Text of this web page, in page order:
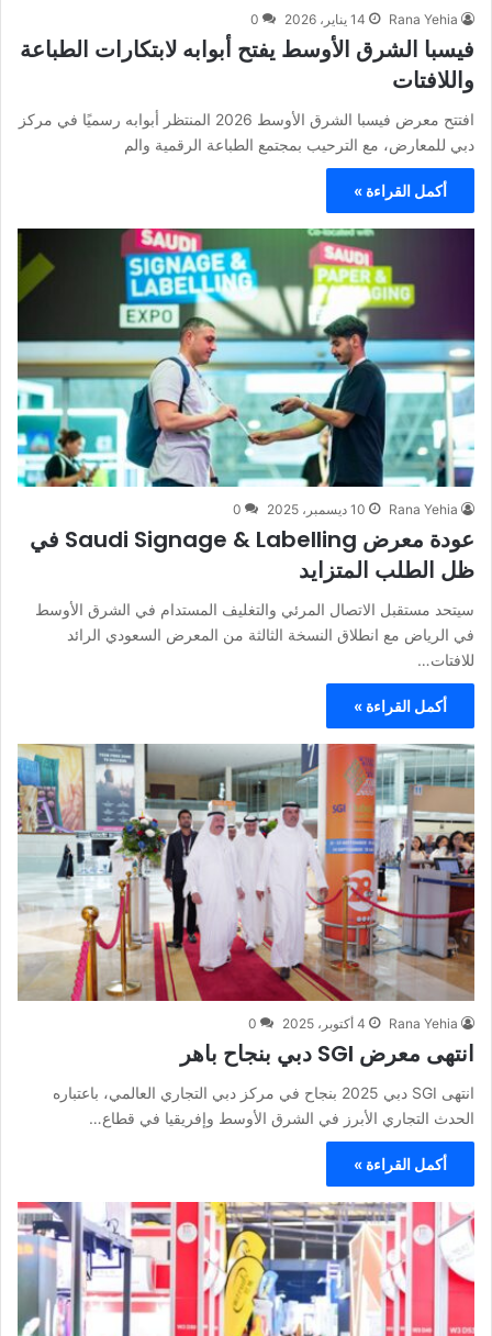
Rana Yehia 14 يناير، 2026 0
فيسبا الشرق الأوسط يفتح أبوابه لابتكارات الطباعة
واللافتات
افتتح معرض فيسبا الشرق الأوسط 2026 المنتظر أبوابه رسميًا في مركز
دبي للمعارض، مع الترحيب بمجتمع الطباعة الرقمية والم
أكمل القراءة »
Rana Yehia 10 ديسمبر، 2025 0
عودة معرض Saudi Signage & Labelling في
ظل الطلب المتزايد
سيتحد مستقبل الاتصال المرئي والتغليف المستدام في الشرق الأوسط
في الرياض مع انطلاق النسخة الثالثة من المعرض السعودي الرائد
للافتات…
أكمل القراءة »
Rana Yehia 4 أكتوبر، 2025 0
انتهى معرض SGI دبي بنجاح باهر
انتهى SGI دبي 2025 بنجاح في مركز دبي التجاري العالمي، باعتباره
الحدث التجاري الأبرز في الشرق الأوسط وإفريقيا في قطاع…
أكمل القراءة »